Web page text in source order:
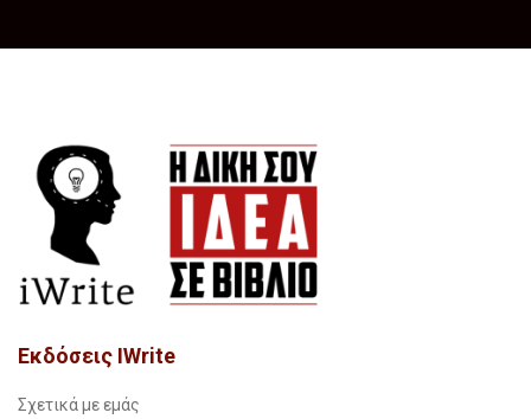
Εκδόσεις IWrite
Σχετικά με εμάς